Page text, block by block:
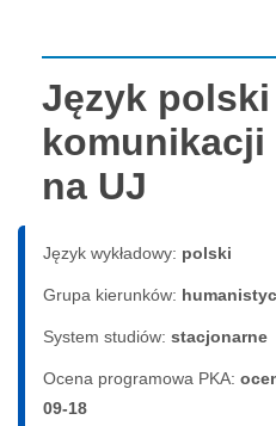
Język
komunikacji
na UJ
Język wykładowy: polski
Grupa kierunków:
System studiów: sta­cjo­nar­ne
Ocena programowa PKA:
09-18